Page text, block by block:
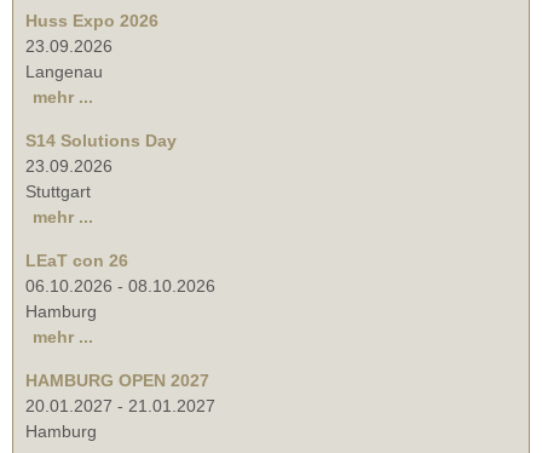
Huss Expo 2026
23.09.2026
Langenau
mehr ...
S14 Solutions Day
23.09.2026
Stuttgart
mehr ...
LEaT con 26
06.10.2026 - 08.10.2026
Hamburg
mehr ...
HAMBURG OPEN 2027
20.01.2027 - 21.01.2027
Hamburg